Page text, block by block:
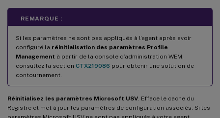
REMARQUE :
Si les paramètres ne sont pas appliqués à l’agent après avoir
configuré la réinitialisation des paramètres Profile
Management à partir de la console d’administration WEM,
consultez la section CTX219086 pour obtenir une solution de
contournement.
Réinitialisez les paramètres Microsoft USV . Efface le cache du
Registre et met à jour les paramètres de configuration associés. Si les